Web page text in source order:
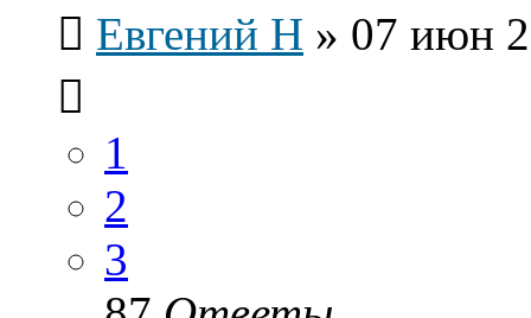
Евгений Н » 07 июн
1
2
3